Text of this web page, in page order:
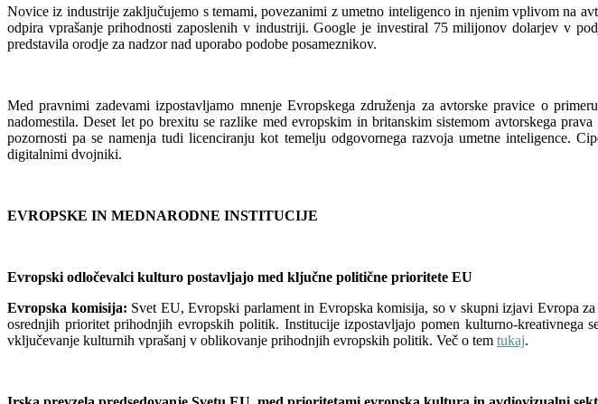
Novice iz industrije zaključujemo s temami, povezanimi z umetno inteligenco in njenim vplivom na
odpira vprašanje prihodnosti zaposlenih v industriji. Google je investiral 75 milijonov dolarjev v
predstavila orodje za nadzor nad uporabo podobe posameznikov.
Med pravnimi zadevami izpostavljamo mnenje Evropskega združenja za avtorske pravice o
nadomestila. Deset let po brexitu se razlike med evropskim in britanskim sistemom avtorskega
pozornosti pa se namenja tudi licenciranju kot temelju odgovornega razvoja umetne inteligence.
digitalnimi dvojniki.
EVROPSKE IN MEDNARODNE INSTITUCIJE
Evropski odločevalci kulturo postavljajo med ključne politične prioritete EU
Evropska komisija: Svet EU, Evropski parlament in Evropska komisija, so v skupni izjavi Evropa
osrednjih prioritet prihodnjih evropskih politik. Institucije izpostavljajo pomen kulturno-kreativnega
vključevanje kulturnih vprašanj v oblikovanje prihodnjih evropskih politik. Več o tem tukaj.